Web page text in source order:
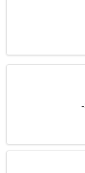
زن مجرد به دنبال شوهر 35-